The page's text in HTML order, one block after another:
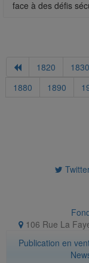
face à des défis
1820 1830
1880
1890
106 Rue La
Publication en